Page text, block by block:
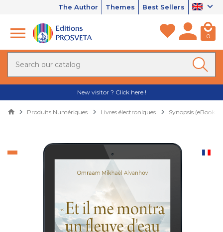
The Author Themes Best Sellers
0
New visitor ? Click here !
Produits Numériques Livres électroniques Synopsis (eBooks)